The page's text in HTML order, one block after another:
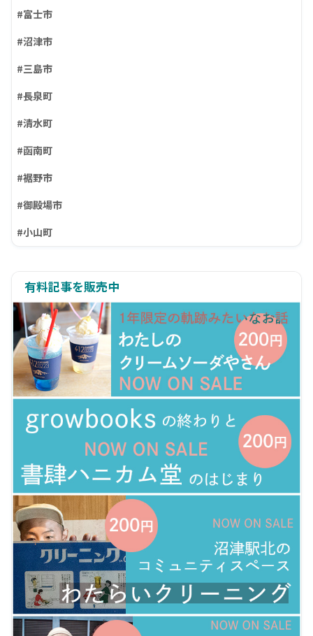
#富士市
#沼津市
#三島市
#長泉町
#清水町
#函南町
#裾野市
#御殿場市
#小山町
有料記事を販売中